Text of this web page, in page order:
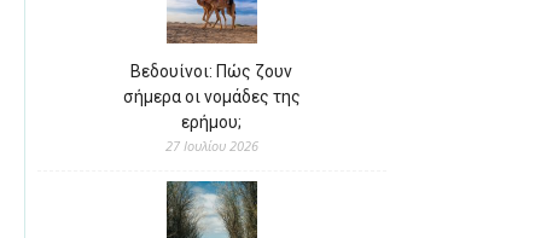
Βεδουίνοι: Πώς ζουν
σήμερα οι νομάδες της
ερήμου;
27 Ιουλίου 2026